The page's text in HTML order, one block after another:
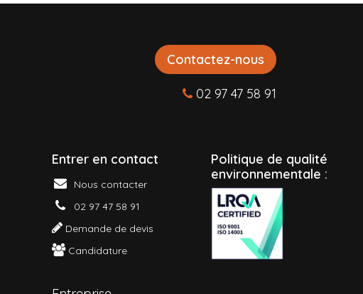
Contactez-nous
02 97 47 58 91
Entrer en contact
Nous contacter
02 97 47 58 91
Demande de devis
Candidature
Politique de qualité
environnementale :